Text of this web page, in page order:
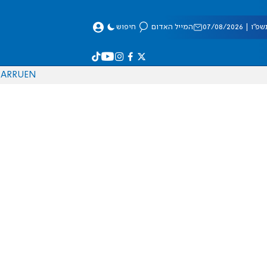
08/2026 המייל האדום חיפוש
EN
RU
AR